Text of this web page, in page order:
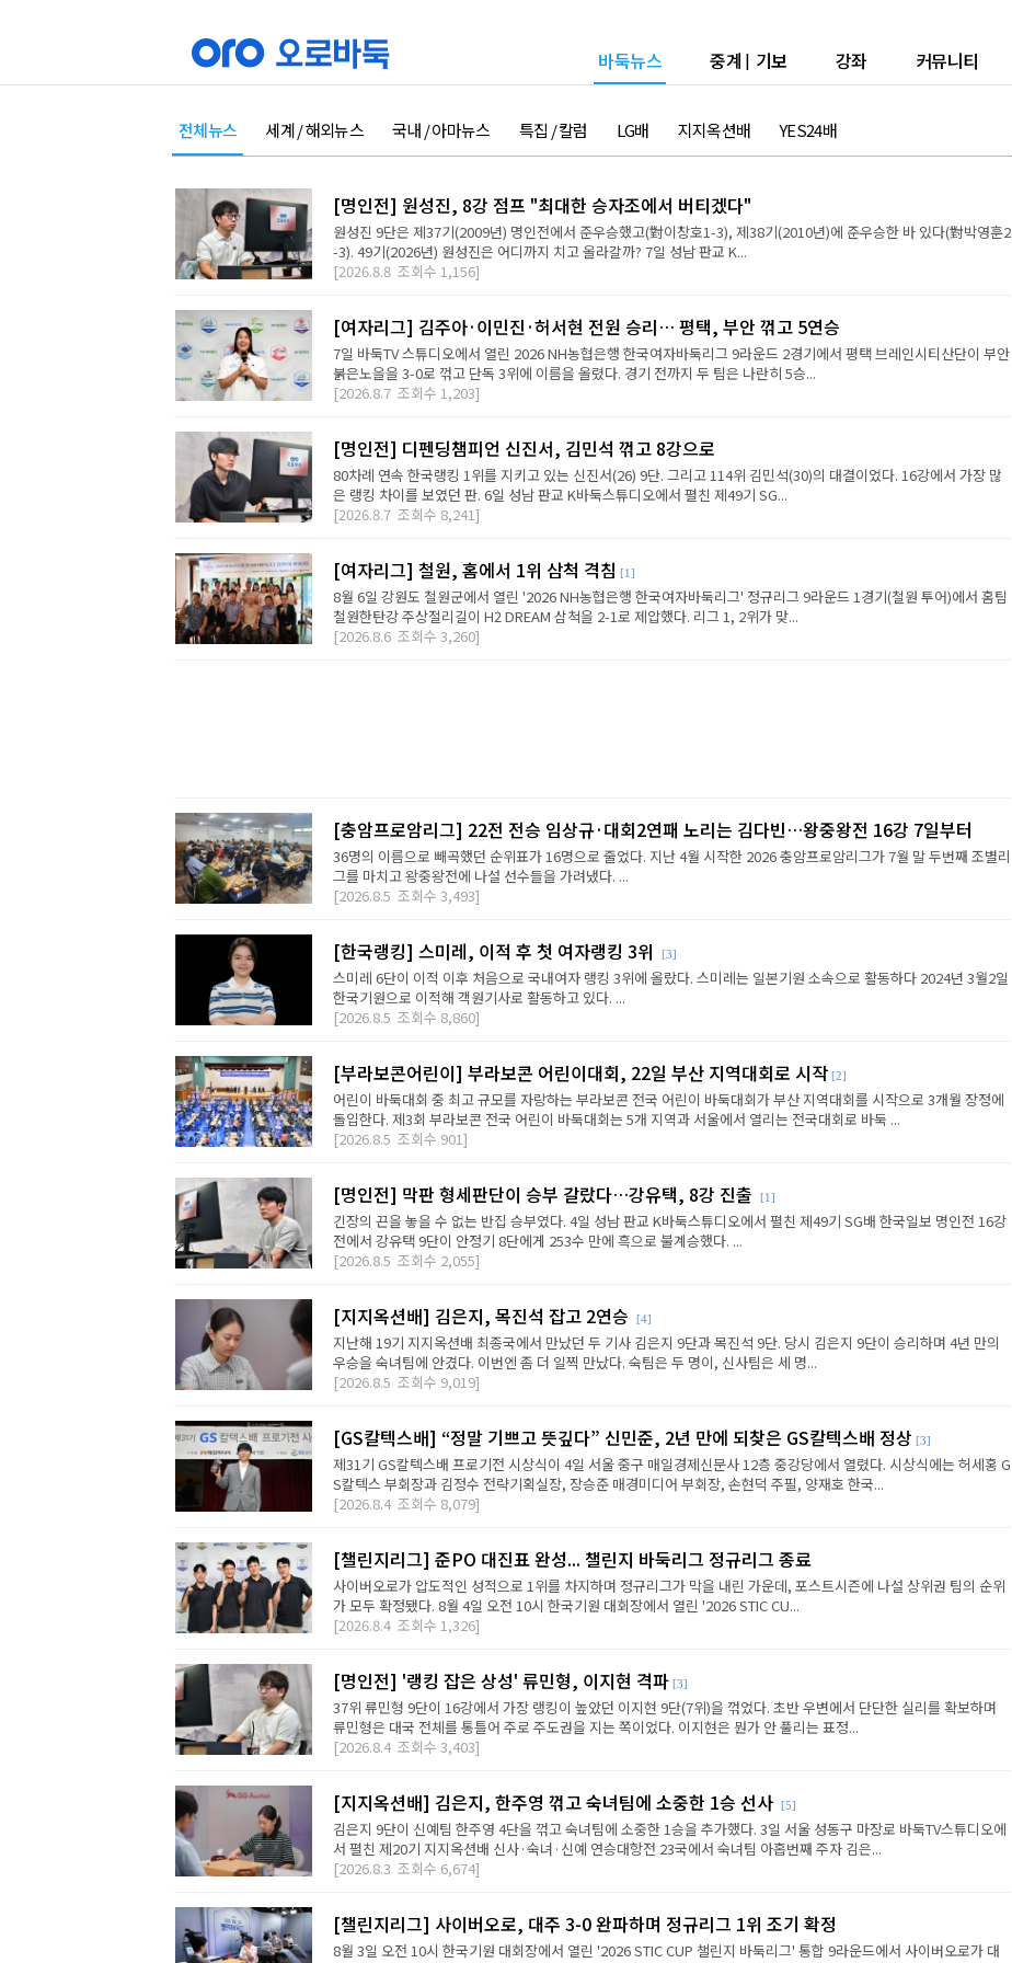
바둑뉴스 중계 | 기보 강좌 커뮤니티
전체뉴스 세계 / 해외뉴스 국내 / 아마뉴스 특집 / 칼럼 LG배 지지옥션배 YES24배
[명인전] 원성진, 8강 점프 "최대한 승자조에서 버티겠다"
원성진 9단은 제37기(2009년) 명인전에서 준우승했고(對이창호1-3), 제38기(2010년)에 준우승한 바 있다(對박영훈2
-3). 49기(2026년) 원성진은 어디까지 치고 올라갈까? 7일 성남 판교 K...
[2026.8.8 조회수 1,156]
[여자리그] 김주아·이민진·허서현 전원 승리… 평택, 부안 꺾고 5연승
7일 바둑TV 스튜디오에서 열린 2026 NH농협은행 한국여자바둑리그 9라운드 2경기에서 평택 브레인시티산단이 부안
붉은노을을 3-0로 꺾고 단독 3위에 이름을 올렸다. 경기 전까지 두 팀은 나란히 5승...
[2026.8.7 조회수 1,203]
[명인전] 디펜딩챔피언 신진서, 김민석 꺾고 8강으로
80차례 연속 한국랭킹 1위를 지키고 있는 신진서(26) 9단. 그리고 114위 김민석(30)의 대결이었다. 16강에서 가장 많
은 랭킹 차이를 보였던 판. 6일 성남 판교 K바둑스튜디오에서 펼친 제49기 SG...
[2026.8.7 조회수 8,241]
[여자리그] 철원, 홈에서 1위 삼척 격침 [1]
8월 6일 강원도 철원군에서 열린 '2026 NH농협은행 한국여자바둑리그' 정규리그 9라운드 1경기(철원 투어)에서 홈팀
철원한탄강 주상절리길이 H2 DREAM 삼척을 2-1로 제압했다. 리그 1, 2위가 맞...
[2026.8.6 조회수 3,260]
[충암프로암리그] 22전 전승 임상규·대회2연패 노리는 김다빈…왕중왕전 16강 7일부터
36명의 이름으로 빼곡했던 순위표가 16명으로 줄었다. 지난 4월 시작한 2026 충암프로암리그가 7월 말 두번째 조별리
그를 마치고 왕중왕전에 나설 선수들을 가려냈다. ...
[2026.8.5 조회수 3,493]
[한국랭킹] 스미레, 이적 후 첫 여자랭킹 3위 [3]
스미레 6단이 이적 이후 처음으로 국내여자 랭킹 3위에 올랐다. 스미레는 일본기원 소속으로 활동하다 2024년 3월2일
한국기원으로 이적해 객원기사로 활동하고 있다. ...
[2026.8.5 조회수 8,860]
[부라보콘어린이] 부라보콘 어린이대회, 22일 부산 지역대회로 시작 [2]
어린이 바둑대회 중 최고 규모를 자랑하는 부라보콘 전국 어린이 바둑대회가 부산 지역대회를 시작으로 3개월 장정에
돌입한다. 제3회 부라보콘 전국 어린이 바둑대회는 5개 지역과 서울에서 열리는 전국대회로 바둑 ...
[2026.8.5 조회수 901]
[명인전] 막판 형세판단이 승부 갈랐다…강유택, 8강 진출 [1]
긴장의 끈을 놓을 수 없는 반집 승부였다. 4일 성남 판교 K바둑스튜디오에서 펼친 제49기 SG배 한국일보 명인전 16강
전에서 강유택 9단이 안정기 8단에게 253수 만에 흑으로 불계승했다. ...
[2026.8.5 조회수 2,055]
[지지옥션배] 김은지, 목진석 잡고 2연승 [4]
지난해 19기 지지옥션배 최종국에서 만났던 두 기사 김은지 9단과 목진석 9단. 당시 김은지 9단이 승리하며 4년 만의
우승을 숙녀팀에 안겼다. 이번엔 좀 더 일찍 만났다. 숙팀은 두 명이, 신사팀은 세 명...
[2026.8.5 조회수 9,019]
[GS칼텍스배] “정말 기쁘고 뜻깊다” 신민준, 2년 만에 되찾은 GS칼텍스배 정상 [3]
제31기 GS칼텍스배 프로기전 시상식이 4일 서울 중구 매일경제신문사 12층 중강당에서 열렸다. 시상식에는 허세홍 G
S칼텍스 부회장과 김정수 전략기획실장, 장승준 매경미디어 부회장, 손현덕 주필, 양재호 한국...
[2026.8.4 조회수 8,079]
[챌린지리그] 준PO 대진표 완성... 챌린지 바둑리그 정규리그 종료
사이버오로가 압도적인 성적으로 1위를 차지하며 정규리그가 막을 내린 가운데, 포스트시즌에 나설 상위권 팀의 순위
가 모두 확정됐다. 8월 4일 오전 10시 한국기원 대회장에서 열린 '2026 STIC CU...
[2026.8.4 조회수 1,326]
[명인전] '랭킹 잡은 상성' 류민형, 이지현 격파 [3]
37위 류민형 9단이 16강에서 가장 랭킹이 높았던 이지현 9단(7위)을 꺾었다. 초반 우변에서 단단한 실리를 확보하며
류민형은 대국 전체를 통틀어 주로 주도권을 지는 쪽이었다. 이지현은 뭔가 안 풀리는 표정...
[2026.8.4 조회수 3,403]
[지지옥션배] 김은지, 한주영 꺾고 숙녀팀에 소중한 1승 선사 [5]
김은지 9단이 신예팀 한주영 4단을 꺾고 숙녀팀에 소중한 1승을 추가했다. 3일 서울 성동구 마장로 바둑TV스튜디오에
서 펼친 제20기 지지옥션배 신사·숙녀·신예 연승대항전 23국에서 숙녀팀 아홉번째 주자 김은...
[2026.8.3 조회수 6,674]
[챌린지리그] 사이버오로, 대주 3-0 완파하며 정규리그 1위 조기 확정
8월 3일 오전 10시 한국기원 대회장에서 열린 '2026 STIC CUP 챌린지 바둑리그' 통합 9라운드에서 사이버오로가 대